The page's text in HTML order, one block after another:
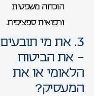
הוכחה משפטית
ורפואית ספציפית.
3. את מי תובעים
– את הביטוח
הלאומי או את
המעסיק?